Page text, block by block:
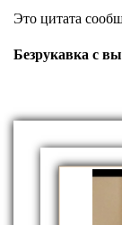
Это цитата
Безрукавка с